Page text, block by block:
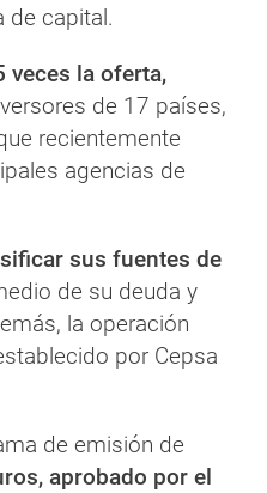
de capital.
veces la oferta,
de 17 países,
recientemente
agencias de
sus fuentes de
de su deuda y
la operación
por Cepsa
de emisión de
aprobado por el